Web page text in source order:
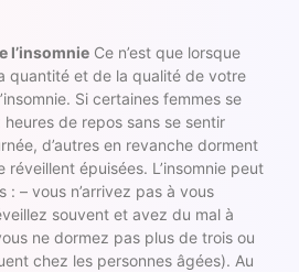
l’insomnie Ce n’est que lorsque
quantité et de la qualité de votre
Si certaines femmes se
de repos sans se sentir
d’autres en revanche dorment
épuisées. L’insomnie peut
: – vous n’arrivez pas à vous
souvent et avez du mal à
ne dormez pas plus de trois ou
chez les personnes âgées). Au